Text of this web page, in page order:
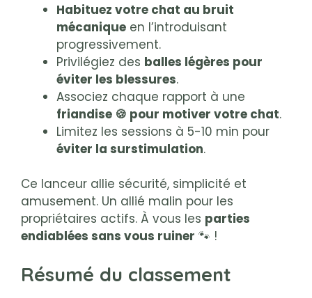
Habituez votre chat au bruit
mécanique en l’introduisant
progressivement.
Privilégiez des balles légères pour
éviter les blessures.
Associez chaque rapport à une
friandise 🍪 pour motiver votre chat.
Limitez les sessions à 5-10 min pour
éviter la surstimulation.
Ce lanceur allie sécurité, simplicité et
amusement. Un allié malin pour les
propriétaires actifs. À vous les parties
endiablées sans vous ruiner 🐾 !
Résumé du classement